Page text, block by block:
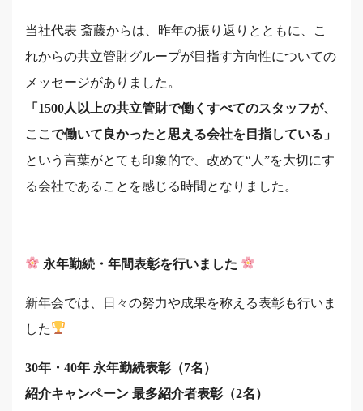
当社代表 斎藤からは、昨年の振り返りとともに、こ
れからの共立管財グループが目指す方向性についての
メッセージがありました。
「1500人以上の共立管財で働くすべてのスタッフが、
ここで働いて良かったと思える会社を目指している」
という言葉がとても印象的で、改めて“人”を大切にす
る会社であることを感じる時間となりました。
永年勤続・年間表彰を行いました
新年会では、日々の努力や成果を称える表彰も行いま
した
30年・40年 永年勤続表彰（7名）
紹介キャンペーン 最多紹介者表彰（2名）